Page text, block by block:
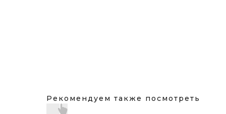
Рекомендуем также посмотреть